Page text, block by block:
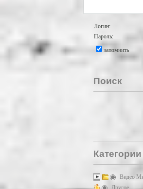
Логин:
Пароль:
запомнить
Поиск
Видео